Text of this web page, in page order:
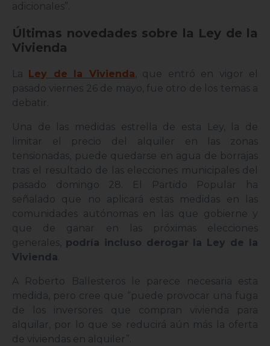
adicionales”.
Últimas novedades sobre la Ley de la
Vivienda
La Ley de la Vivienda, que entró en vigor el
pasado viernes 26 de mayo, fue otro de los temas a
debatir.
Una de las medidas estrella de esta Ley, la de
limitar el precio del alquiler en las zonas
tensionadas, puede quedarse en agua de borrajas
tras el resultado de las elecciones municipales del
pasado domingo 28. El Partido Popular ha
señalado que no aplicará estas medidas en las
comunidades autónomas en las que gobierne y
que de ganar en las próximas elecciones
generales, podría incluso derogar la Ley de la
Vivienda
A Roberto Ballesteros le parece necesaria esta
medida, pero cree que “puede provocar una fuga
de los inversores que compran vivienda para
alquilar, por lo que se reducirá aún más la oferta
de viviendas en alquiler”.